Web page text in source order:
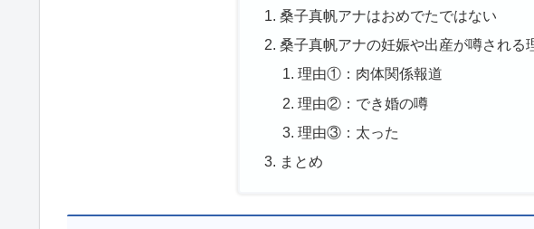
桑子真帆アナはおめでたではない
桑子真帆アナの妊娠や出産が噂される
理由①：肉体関係報道
理由②：でき婚の噂
理由③：太った
まとめ